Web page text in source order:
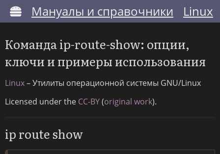
Мануалы и справочники Linux
Команда ip-route-show: опции,
ключи и примеры использования
Linux– Утилиты операционной системы GNU/Linux
Licensed under the CC-BY(original work).
ip route show